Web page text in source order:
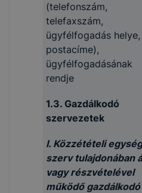
(telefonszám,
telefaxszám,
ügyfélfogadás helye,
postacíme),
ügyfélfogadásának
rendje
1.3. Gazdálkodó
szervezetek
I. Közzétételi
szerv tulajdonában
vagy részvételével
működő gazdálkodó